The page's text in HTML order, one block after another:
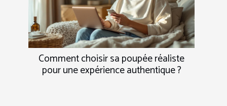
Comment choisir sa poupée réaliste
pour une expérience authentique ?